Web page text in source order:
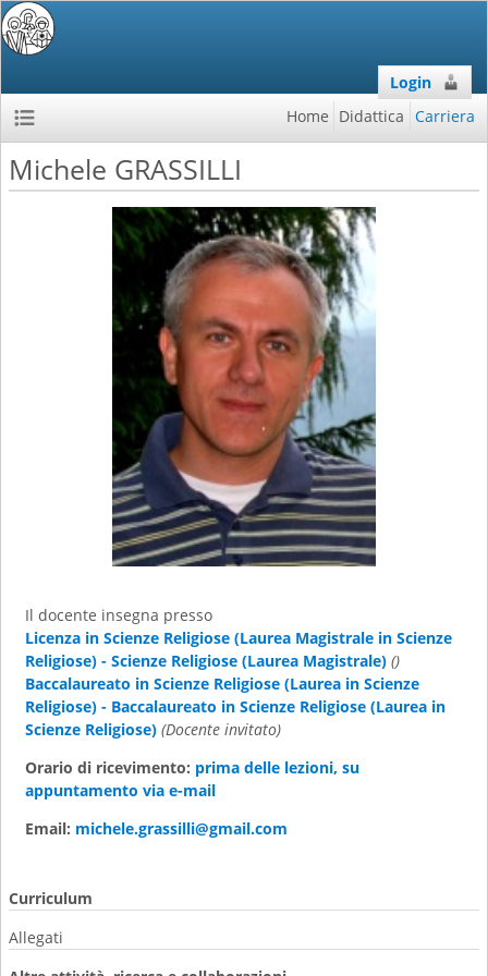
Login
Home Didattica Carriera
Michele GRASSILLI
Il docente insegna presso
Licenza in Scienze Religiose (Laurea Magistrale in Scienze
Religiose) - Scienze Religiose (Laurea Magistrale) ()
Baccalaureato in Scienze Religiose (Laurea in Scienze
Religiose) - Baccalaureato in Scienze Religiose (Laurea in
Scienze Religiose) (Docente invitato)
Orario di ricevimento: prima delle lezioni, su
appuntamento via e-mail
Email: michele.grassilli@gmail.com
Curriculum
Allegati